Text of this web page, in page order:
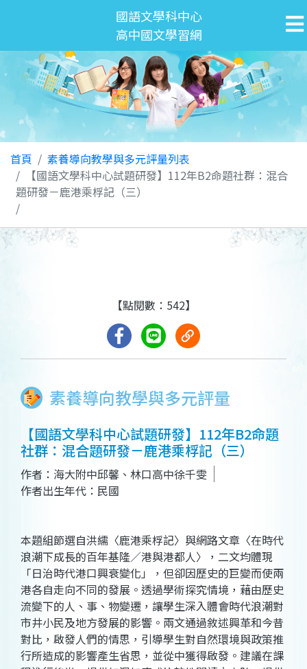
國語文學科中心
高中國文學習網
首頁
素養導向教學與多元評量列表
【國語文學科中心試題研發】112年B2命題社群：混合
題研發－鹿港乘桴記（三）
【點閱數：542】
素養導向教學與多元評量
【國語文學科中心試題研發】112年B2命題
社群：混合題研發－鹿港乘桴記（三）
作者：海大附中邱馨、林口高中徐千雯
作者出生年代：民國
本題組節選自洪繻〈鹿港乘桴記〉與網路文章〈在時代
浪潮下成長的百年基隆／港與港都人〉，二文均體現
「日治時代港口興衰變化」，但卻因歷史的巨變而使兩
港各自走向不同的發展。透過學術探究情境，藉由歷史
流變下的人、事、物變遷，讓學生深入體會時代浪潮對
市井小民及地方發展的影響。兩文通過敘述興革和今昔
對比，啟發人們的情思，引導學生對自然環境與政策推
行所造成的影響產生省思，並從中獲得啟發。建議在課